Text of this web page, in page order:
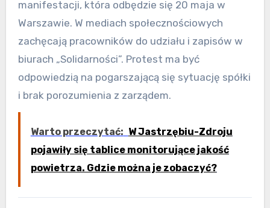
manifestacji, która odbędzie się 20 maja w
Warszawie. W mediach społecznościowych
zachęcają pracowników do udziału i zapisów w
biurach „Solidarności”. Protest ma być
odpowiedzią na pogarszającą się sytuację spółki
i brak porozumienia z zarządem.
Warto przeczytać: W Jastrzębiu-Zdroju
pojawiły się tablice monitorujące jakość
powietrza. Gdzie można je zobaczyć?